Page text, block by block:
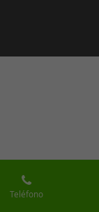
Teléfono